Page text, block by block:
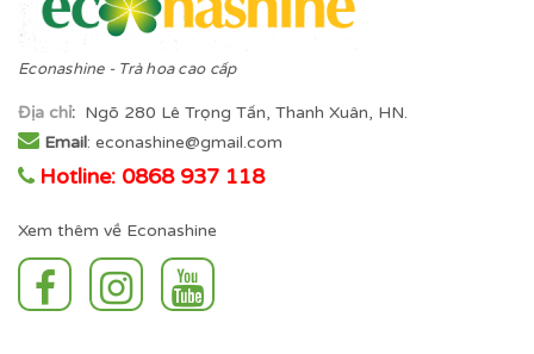
Econashine - Trà hoa cao cấp
Địa chỉ: Ngõ 280 Lê Trọng Tấn, Thanh Xuân, HN.
Email: econashine@gmail.com
Hotline: 0868 937 118
Xem thêm về Econashine